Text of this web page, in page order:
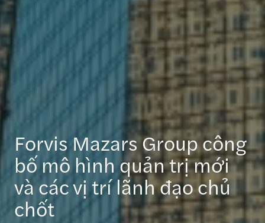
Forvis Mazars Group công
bố mô hình quản trị mới
và các vị trí lãnh đạo chủ
chốt